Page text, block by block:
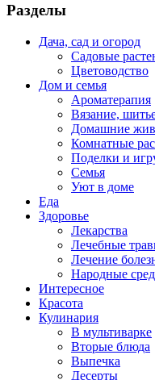
Разделы
Дача, сад и огород
Садовые
Цветоводство
Дом и семья
Ароматерапия
Вязание,
Домашние
Комнатные
Поделки и
Семья
Уют в доме
Еда
Здоровье
Лекарства
Лечебные
Лечение
Народные
Интересное
Красота
Кулинария
В мультиварке
Вторые блюда
Выпечка
Десерты